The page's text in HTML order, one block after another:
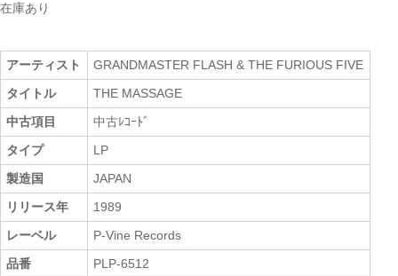
在庫あり
アーティスト
GRANDMASTER FLASH & THE FURIOUS FIVE
タイトル
THE MASSAGE
中古項目
中古ﾚｺｰﾄﾞ
タイプ
LP
製造国
JAPAN
リリース年
1989
レーベル
P-Vine Records
品番
PLP-6512